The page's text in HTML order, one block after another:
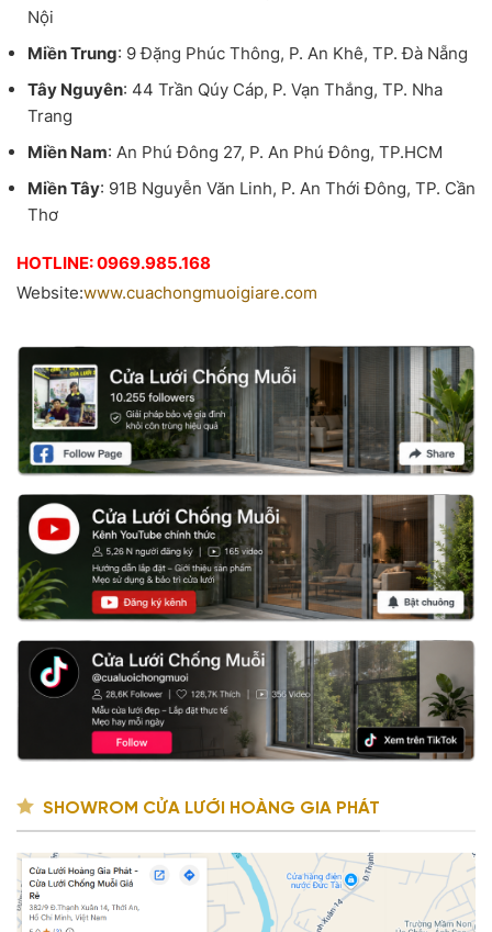
Nội
Miền Trung: 9 Đặng Phúc Thông, P. An Khê, TP. Đà Nẵng
Tây Nguyên: 44 Trần Qúy Cáp, P. Vạn Thắng, TP. Nha
Trang
Miền Nam: An Phú Đông 27, P. An Phú Đông, TP.HCM
Miền Tây: 91B Nguyễn Văn Linh, P. An Thới Đông, TP. Cần
Thơ
HOTLINE: 0969.985.168
Website:www.cuachongmuoigiare.com
SHOWROM CỬA LƯỚI HOÀNG GIA PHÁT